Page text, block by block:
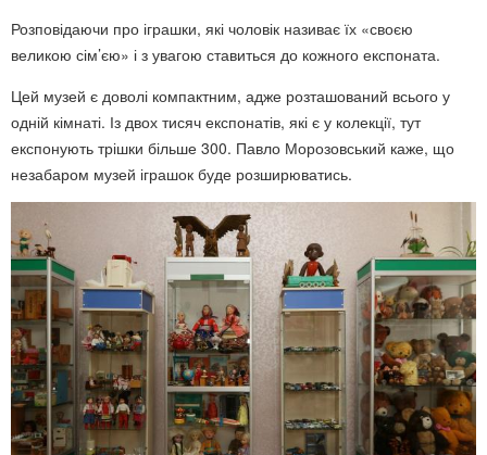
Розповідаючи про іграшки, які чоловік називає їх «своєю
великою сім’єю» і з увагою ставиться до кожного експоната.
Цей музей є доволі компактним, адже розташований всього у
одній кімнаті. Із двох тисяч експонатів, які є у колекції, тут
експонують трішки більше 300. Павло Морозовський каже, що
незабаром музей іграшок буде розширюватись.